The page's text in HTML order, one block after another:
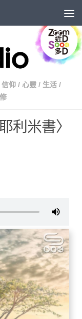
信仰 / 心靈 / 生活 /
利米書〉